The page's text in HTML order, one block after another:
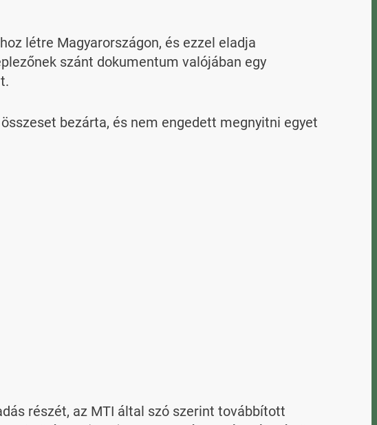
létre Magyarországon, és ezzel eladja
szánt dokumentum valójában egy
bezárta, és nem engedett megnyitni egyet
részét, az MTI által szó szerint továbbított